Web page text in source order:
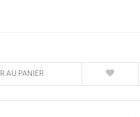
AU PANIER